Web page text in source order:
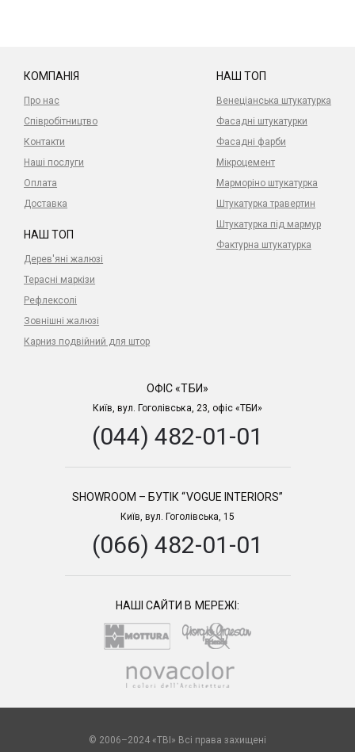
КОМПАНІЯ
Про нас
Співробітництво
Контакти
Наші послуги
Оплата
Доставка
НАШ ТОП
Венеціанська штукатурка
Фасадні штукатурки
Фасадні фарби
Мікроцемент
Марморіно штукатурка
Штукатурка травертин
Штукатурка під мармур
Фактурна штукатурка
НАШ ТОП
Дерев'яні жалюзі
Терасні маркізи
Рефлексолі
Зовнішні жалюзі
Карниз подвійний для штор
ОФІС «ТБИ»
Київ, вул. Гоголівська, 23, офіс «ТБИ»
(044) 482-01-01
SHOWROOM – БУТІК “VOGUE INTERIORS”
Київ, вул. Гоголівська, 15
(066) 482-01-01
НАШІ САЙТИ В МЕРЕЖІ:
© 2006–2024 «TBI» Всі права захищені